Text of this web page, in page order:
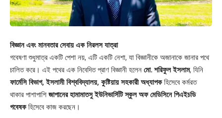
বিজ্ঞান এবং মানবতার সেবায় এক নিরলস যাত্রা
গবেষণা শুধুমাত্র একটি পেশা নয়, এটি একটি নেশা, যা বিজ্ঞানীকে অজানাকে জানার পথে
চালিত করে। এই পথের এক নিবেদিত প্রাণ বিজ্ঞানী হলেন মো. শরিফুল ইসলাম, যিনি
ফার্মেসি বিভাগ, ইসলামী বিশ্ববিদ্যালয়, কুষ্টিয়ায় সহকারী অধ্যাপকহিসেবে কর্মরত
থাকার পাশাপাশি জাপানের হামামাতসু ইউনিভার্সিটি স্কুল অফ মেডিসিনে পিএইচডি
গবেষকহিসেবে কাজ করছেন।